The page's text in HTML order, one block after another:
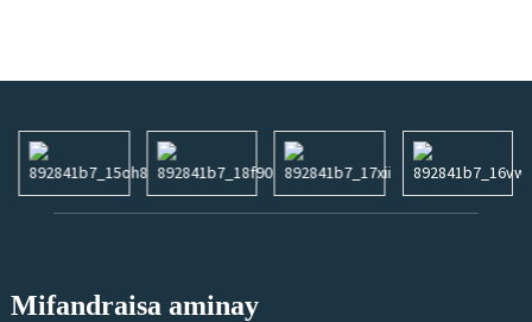
Mifandraisa aminay